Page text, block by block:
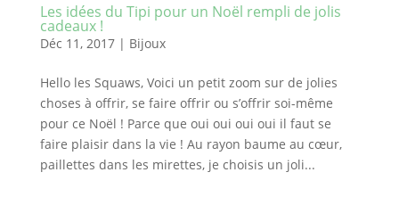
Les idées du Tipi pour un Noël rempli de jolis
cadeaux !
Déc 11, 2017| Bijoux
Hello les Squaws, Voici un petit zoom sur de jolies
choses à offrir, se faire offrir ou s’offrir soi-même
pour ce Noël ! Parce que oui oui oui oui il faut se
faire plaisir dans la vie ! Au rayon baume au cœur,
paillettes dans les mirettes, je choisis un joli...